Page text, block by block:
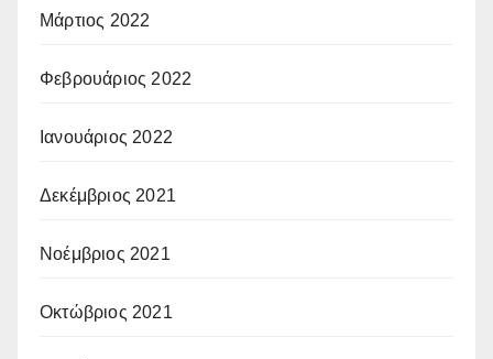
Μάρτιος 2022
Φεβρουάριος 2022
Ιανουάριος 2022
Δεκέμβριος 2021
Νοέμβριος 2021
Οκτώβριος 2021